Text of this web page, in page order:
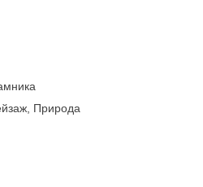
Природа